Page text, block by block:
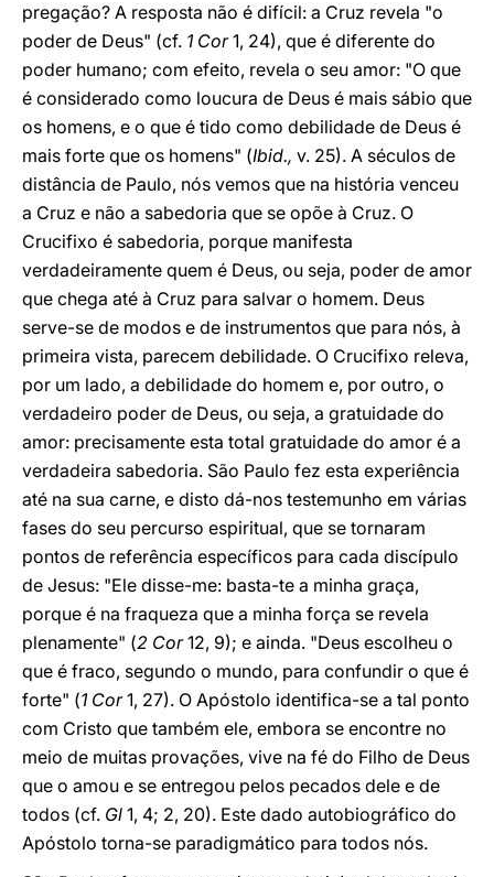
pregação? A resposta não é difícil: a Cruz revela "o
poder de Deus" (cf. 1 Cor1, 24), que é diferente do
poder humano; com efeito, revela o seu amor: "O que
é considerado como loucura de Deus é mais sábio que
os homens, e o que é tido como debilidade de Deus é
mais forte que os homens" (Ibid., v. 25). A séculos de
distância de Paulo, nós vemos que na história venceu
a Cruz e não a sabedoria que se opõe à Cruz. O
Crucifixo é sabedoria, porque manifesta
verdadeiramente quem é Deus, ou seja, poder de amor
que chega até à Cruz para salvar o homem. Deus
serve-se de modos e de instrumentos que para nós, à
primeira vista, parecem debilidade. O Crucifixo releva,
por um lado, a debilidade do homem e, por outro, o
verdadeiro poder de Deus, ou seja, a gratuidade do
amor: precisamente esta total gratuidade do amor é a
verdadeira sabedoria. São Paulo fez esta experiência
até na sua carne, e disto dá-nos testemunho em várias
fases do seu percurso espiritual, que se tornaram
pontos de referência específicos para cada discípulo
de Jesus: "Ele disse-me: basta-te a minha graça,
porque é na fraqueza que a minha força se revela
plenamente" (2 Cor12, 9); e ainda. "Deus escolheu o
que é fraco, segundo o mundo, para confundir o que é
forte" (1 Cor1, 27). O Apóstolo identifica-se a tal ponto
com Cristo que também ele, embora se encontre no
meio de muitas provações, vive na fé do Filho de Deus
que o amou e se entregou pelos pecados dele e de
todos (cf. Gl 1, 4; 2, 20). Este dado autobiográfico do
Apóstolo torna-se paradigmático para todos nós.